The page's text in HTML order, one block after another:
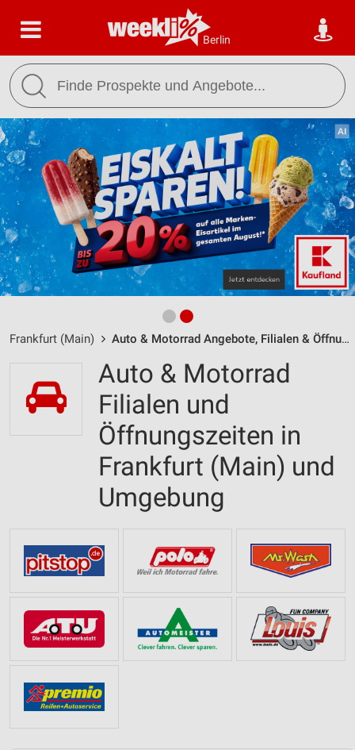
Berlin
Frankfurt (Main) Auto & Motorrad Angebote, Filialen & Öffnungszeiten
Auto & Motorrad
Filialen und
Öffnungszeiten in
Frankfurt (Main) und
Umgebung